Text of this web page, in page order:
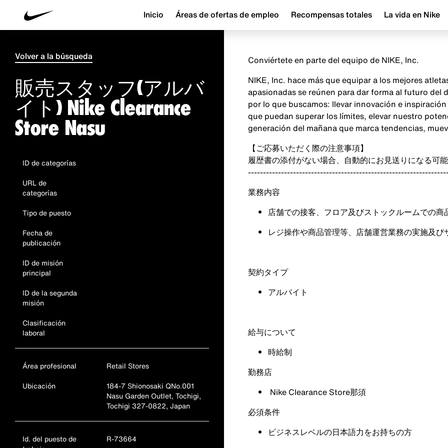
Inicio Áreas de ofertas de empleo Recompensas totales La vida en Nike
Volver a la búsqueda
販売スタッフ(アルバ
イト) Nike Clearance
Store Nasu
ID de categorías
URL de
categorías
Tipo de puesto
Fecha de
publicación
ID de misión
principal
ID de la segunda
misión
Clasificación
laboral
Área profesional
Retail Stores
Ubicación
184-7 Shionosaki QNo.001
Nasu Garden Outlet, Tochigi,
Tochigi 327-0822, Japan
Id. del puesto de
R-73664
Conviértete en parte del equipo de NIKE, Inc.
NIKE, Inc. hace más que equipar a los mejores
apasionadas se reúnen para dar forma al futuro
por lo que buscamos: llevar innovación e
que puedan superar los límites, elevar nuestro
generación del mañana que marca tendencias,
【ご応募いただく際の注意事項】
履歴書の添付がない場合、自動的にお見送りになる可
業務内容
店舗での接客、フロア及びストックルームでの商
レジ操作や商品管理等、店舗運営業務の実施及び
契約タイプ
アルバイト
給与について
時給制
勤務店
Nike Clearance Store那須
必須条件
ビジネスレベルの日本語力をお持ちの方